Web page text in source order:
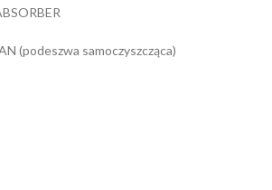
(podeszwa samoczyszcząca)